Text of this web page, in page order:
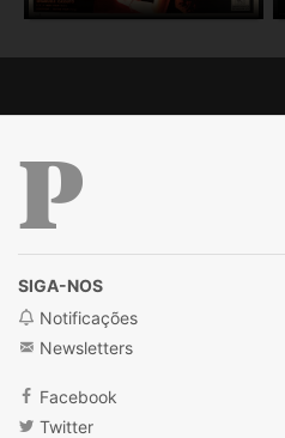
SIGA-NOS
Notificações
Newsletters
Facebook
Twitter